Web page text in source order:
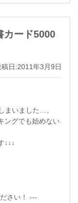
カード5000
稿日:2011年3月9日
まいました…。
ングでも始めない
↓↓↓
さい！ ---